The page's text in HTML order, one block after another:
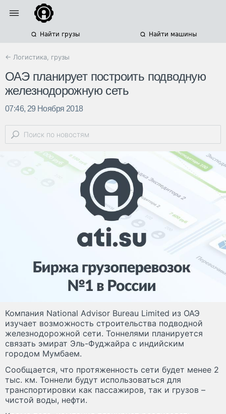
Найти грузы Найти машины
← Логистика, грузы
ОАЭ планирует построить подводную
железнодорожную сеть
07:46, 29 Ноября 2018
Компания National Advisor Bureau Limited из ОАЭ
изучает возможность строительства подводной
железнодорожной сети. Тоннелями планируется
связать эмират Эль-Фуджайра с индийским
городом Мумбаем.
Сообщается, что протяженность сети будет менее 2
тыс. км. Тоннели будут использоваться для
транспортировки как пассажиров, так и грузов –
чистой воды, нефти.